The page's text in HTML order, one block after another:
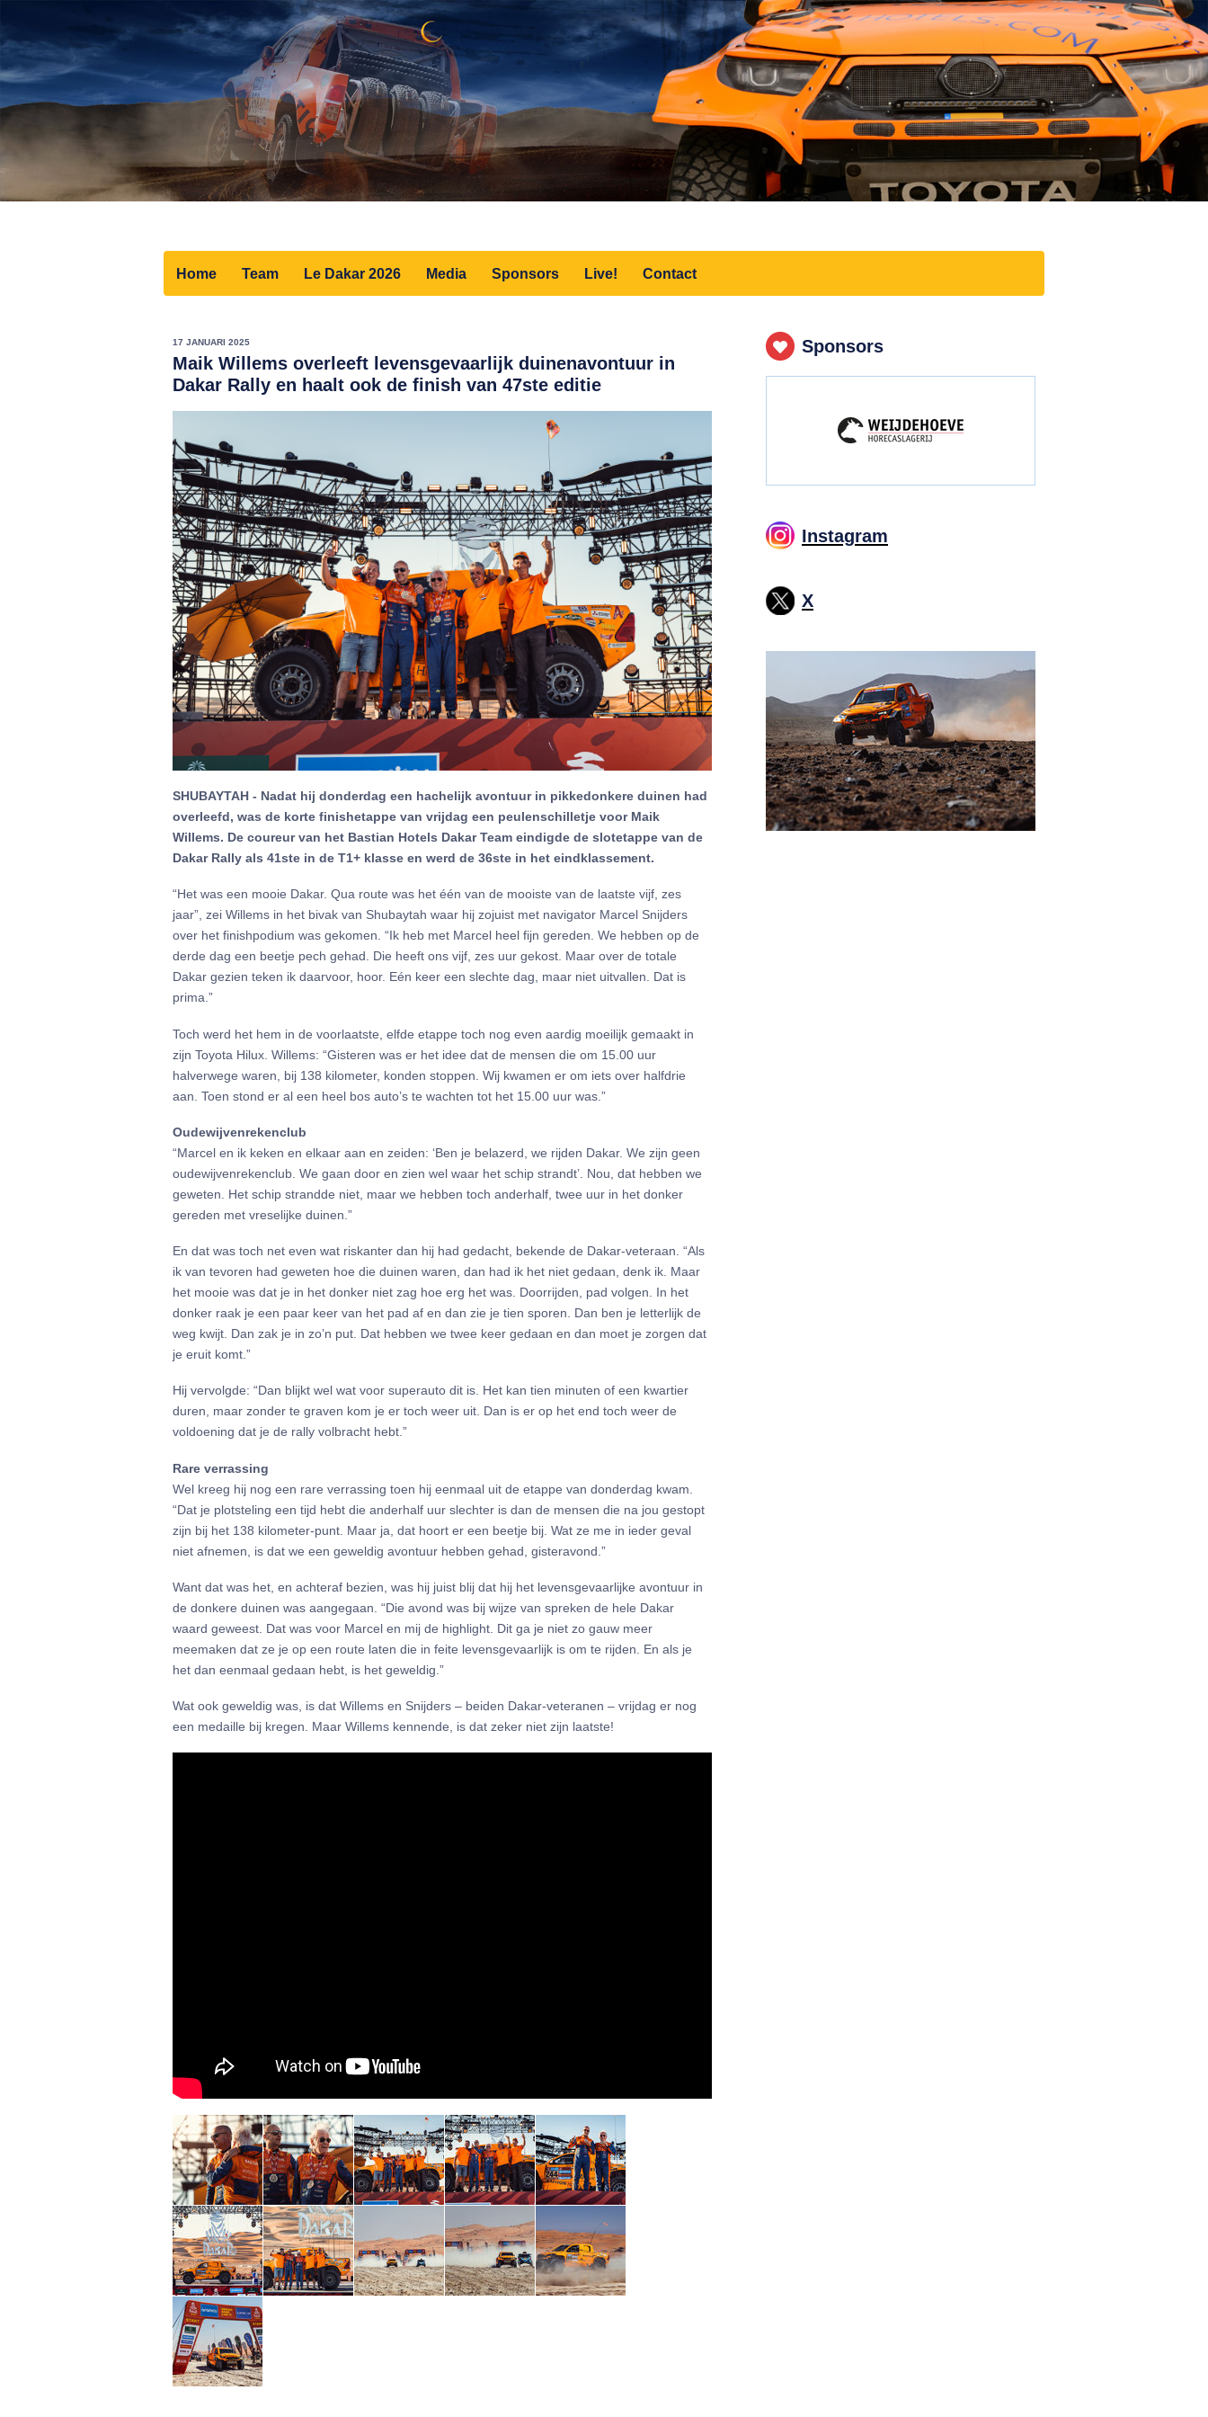
Home Team Le Dakar 2026 Media Sponsors Live! Contact
17 JANUARI 2025
Maik Willems overleeft levensgevaarlijk duinenavontuur in
Dakar Rally en haalt ook de finish van 47ste editie
SHUBAYTAH - Nadat hij donderdag een hachelijk avontuur in pikkedonkere duinen had
overleefd, was de korte finishetappe van vrijdag een peulenschilletje voor Maik
Willems. De coureur van het Bastian Hotels Dakar Team eindigde de slotetappe van de
Dakar Rally als 41ste in de T1+ klasse en werd de 36ste in het eindklassement.
“Het was een mooie Dakar. Qua route was het één van de mooiste van de laatste vijf, zes
jaar”, zei Willems in het bivak van Shubaytah waar hij zojuist met navigator Marcel Snijders
over het finishpodium was gekomen. “Ik heb met Marcel heel fijn gereden. We hebben op de
derde dag een beetje pech gehad. Die heeft ons vijf, zes uur gekost. Maar over de totale
Dakar gezien teken ik daarvoor, hoor. Eén keer een slechte dag, maar niet uitvallen. Dat is
prima.”
Toch werd het hem in de voorlaatste, elfde etappe toch nog even aardig moeilijk gemaakt in
zijn Toyota Hilux. Willems: “Gisteren was er het idee dat de mensen die om 15.00 uur
halverwege waren, bij 138 kilometer, konden stoppen. Wij kwamen er om iets over halfdrie
aan. Toen stond er al een heel bos auto’s te wachten tot het 15.00 uur was.”
Oudewijvenrekenclub
“Marcel en ik keken en elkaar aan en zeiden: ‘Ben je belazerd, we rijden Dakar. We zijn geen
oudewijvenrekenclub. We gaan door en zien wel waar het schip strandt’. Nou, dat hebben we
geweten. Het schip strandde niet, maar we hebben toch anderhalf, twee uur in het donker
gereden met vreselijke duinen.”
En dat was toch net even wat riskanter dan hij had gedacht, bekende de Dakar-veteraan. “Als
ik van tevoren had geweten hoe die duinen waren, dan had ik het niet gedaan, denk ik. Maar
het mooie was dat je in het donker niet zag hoe erg het was. Doorrijden, pad volgen. In het
donker raak je een paar keer van het pad af en dan zie je tien sporen. Dan ben je letterlijk de
weg kwijt. Dan zak je in zo’n put. Dat hebben we twee keer gedaan en dan moet je zorgen dat
je eruit komt.”
Hij vervolgde: “Dan blijkt wel wat voor superauto dit is. Het kan tien minuten of een kwartier
duren, maar zonder te graven kom je er toch weer uit. Dan is er op het end toch weer de
voldoening dat je de rally volbracht hebt.”
Rare verrassing
Wel kreeg hij nog een rare verrassing toen hij eenmaal uit de etappe van donderdag kwam.
“Dat je plotsteling een tijd hebt die anderhalf uur slechter is dan de mensen die na jou gestopt
zijn bij het 138 kilometer-punt. Maar ja, dat hoort er een beetje bij. Wat ze me in ieder geval
niet afnemen, is dat we een geweldig avontuur hebben gehad, gisteravond.”
Want dat was het, en achteraf bezien, was hij juist blij dat hij het levensgevaarlijke avontuur in
de donkere duinen was aangegaan. “Die avond was bij wijze van spreken de hele Dakar
waard geweest. Dat was voor Marcel en mij de highlight. Dit ga je niet zo gauw meer
meemaken dat ze je op een route laten die in feite levensgevaarlijk is om te rijden. En als je
het dan eenmaal gedaan hebt, is het geweldig.”
Wat ook geweldig was, is dat Willems en Snijders – beiden Dakar-veteranen – vrijdag er nog
een medaille bij kregen. Maar Willems kennende, is dat zeker niet zijn laatste!
Sponsors
Instagram
X